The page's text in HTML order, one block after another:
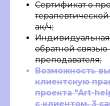
Сертификат о
ак/ч;
обратной связью
преподавателя;
Возможность
клиентскую
проекта "Art-
с клиентом, 3